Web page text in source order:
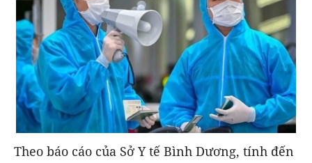
Theo báo cáo của Sở Y tế Bình Dương, tính đến